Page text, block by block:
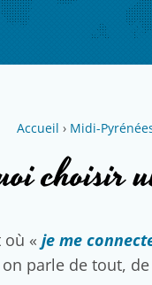
Accueil › Midi-
choisir
« je me
parle de tout,